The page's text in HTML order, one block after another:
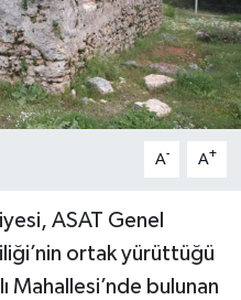
A- A+
ASAT Genel
ortak yürüttüğü
Mahallesi’nde bulunan